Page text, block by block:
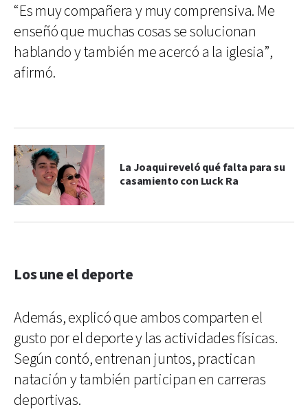
“Es muy compañera y muy comprensiva. Me
enseñó que muchas cosas se solucionan
hablando y también me acercó a la iglesia”,
afirmó.
La Joaqui reveló qué falta para su
casamiento con Luck Ra
Los une el deporte
Además, explicó que ambos comparten el
gusto por el deporte y las actividades físicas.
Según contó, entrenan juntos, practican
natación y también participan en carreras
deportivas.